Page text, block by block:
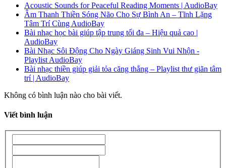
Acoustic Sounds for Peaceful Reading Moments | AudioBay
Âm Thanh Thiền Sóng Não Cho Sự Bình An – Tĩnh Lặng
Tâm Trí Cùng AudioBay
Bài nhạc học bài giúp tập trung tối đa – Hiệu quả cao |
AudioBay
Bài Nhạc Sôi Động Cho Ngày Giáng Sinh Vui Nhộn -
Playlist AudioBay
Bài nhạc thiền giúp giải tỏa căng thẳng – Playlist thư giãn tâm
trí | AudioBay
Không có bình luận nào cho bài viết.
Viết bình luận